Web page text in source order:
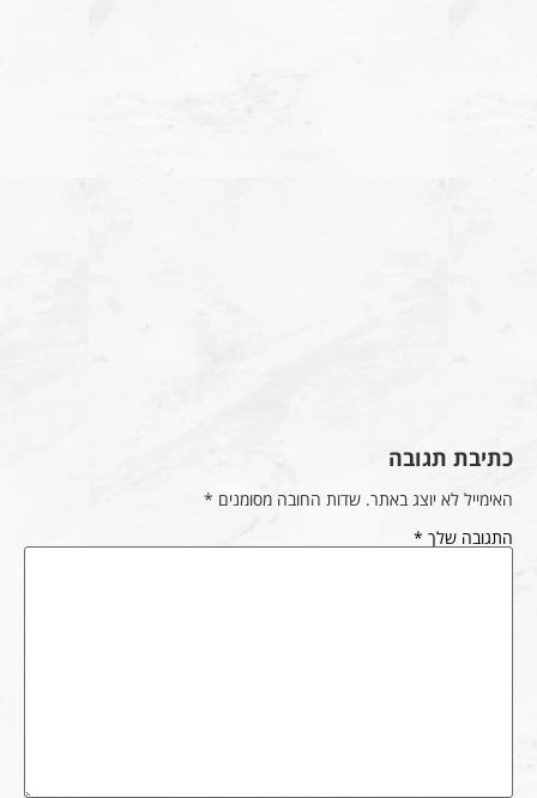
כתיבת תגובה
האימייל לא יוצג באתר. שדות החובה מסומנים *
התגובה שלך *